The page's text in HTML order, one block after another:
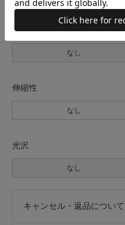
透け感
なし
伸縮性
なし
光沢
なし
キャンセル・返品について